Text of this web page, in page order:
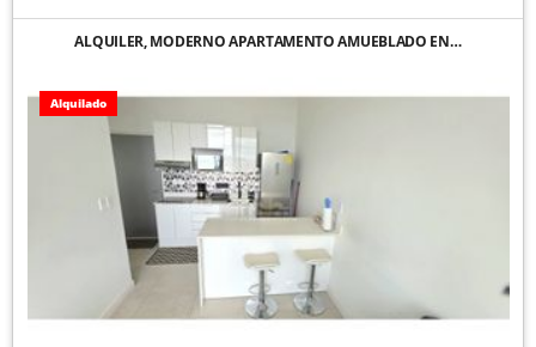
ALQUILER, MODERNO APARTAMENTO AMUEBLADO EN…
Alquilado